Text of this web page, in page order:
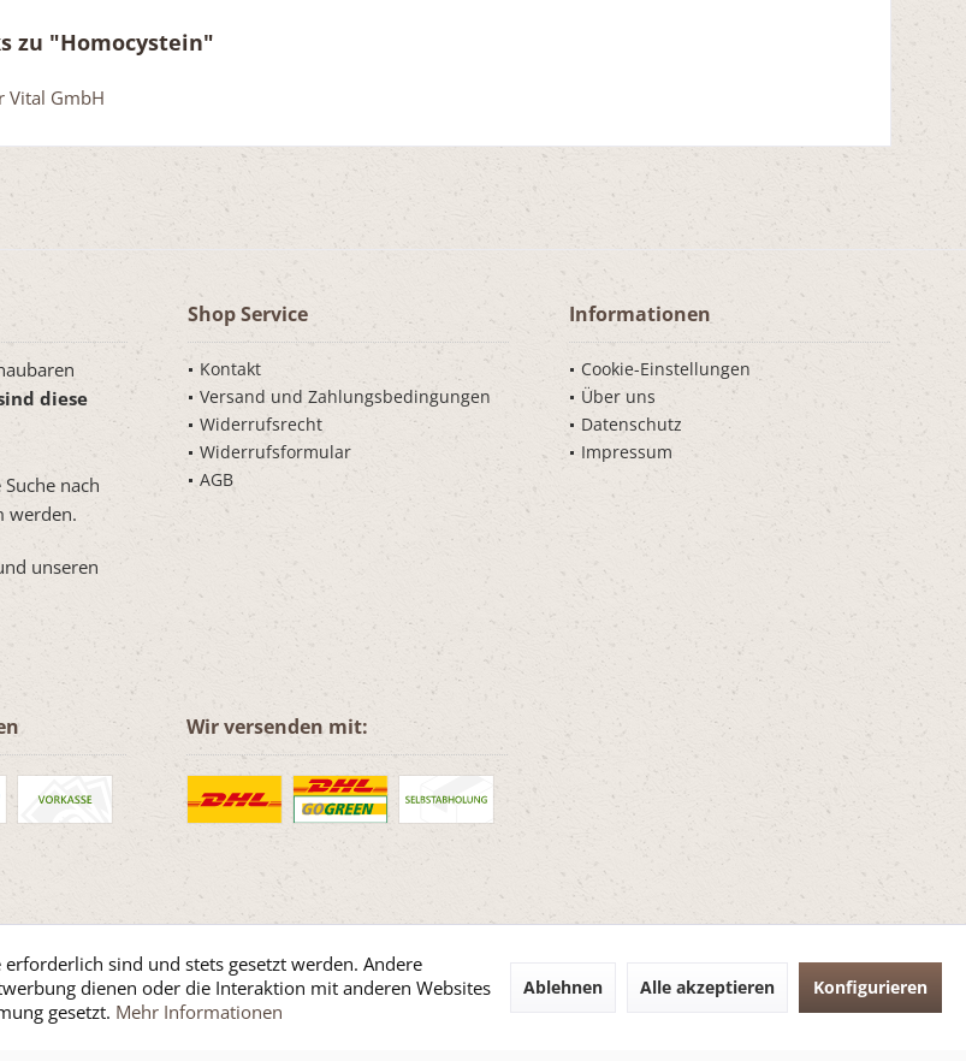
zu "Homocystein"
Vital GmbH
diese
nach
werden.
unseren
Shop Service
Kontakt
Versand und Zahlungsbedingungen
Widerrufsrecht
Widerrufsformular
AGB
Informationen
Cookie-Einstellungen
Über uns
Datenschutz
Impressum
Wir versenden mit:
Versand und Zahlungsbedingungen
sind und stets gesetzt werden. Andere
dienen oder die Interaktion mit anderen Websites
gesetzt. Mehr Informationen
Ablehnen Alle akzeptieren Konfigurieren